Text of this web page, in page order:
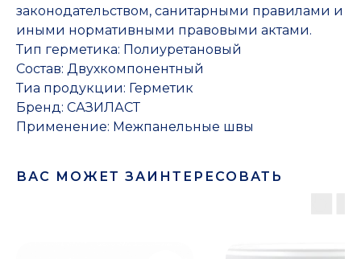
законодательством, санитарными правилами и
иными нормативными правовыми актами.
Тип герметика: Полиуретановый
Состав: Двухкомпонентный
Тиа продукции: Герметик
Бренд: САЗИЛАСТ
Применение: Межпанельные швы
ВАС МОЖЕТ ЗАИНТЕРЕСОВАТЬ